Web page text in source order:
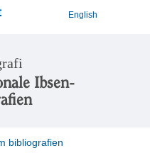
English
Ibsen-
bibliografien